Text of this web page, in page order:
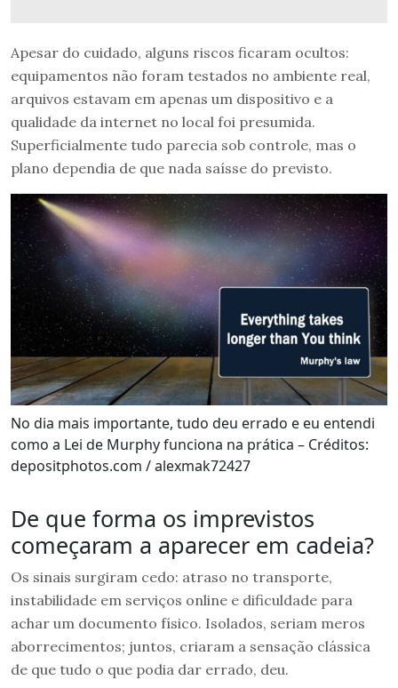
Apesar do cuidado, alguns riscos ficaram ocultos:
equipamentos não foram testados no ambiente real,
arquivos estavam em apenas um dispositivo e a
qualidade da internet no local foi presumida.
Superficialmente tudo parecia sob controle, mas o
plano dependia de que nada saísse do previsto.
No dia mais importante, tudo deu errado e eu entendi
como a Lei de Murphy funciona na prática – Créditos:
depositphotos.com / alexmak72427
De que forma os imprevistos
começaram a aparecer em cadeia?
Os sinais surgiram cedo: atraso no transporte,
instabilidade em serviços online e dificuldade para
achar um documento físico. Isolados, seriam meros
aborrecimentos; juntos, criaram a sensação clássica
de que tudo o que podia dar errado, deu.